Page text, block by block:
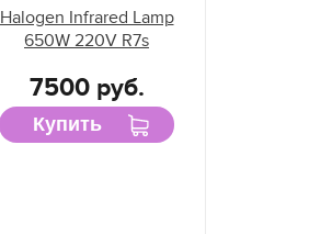
Halogen Infrared Lamp
650W 220V R7s
7500 руб.
Купить